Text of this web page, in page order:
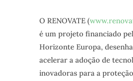
O RENOVATE (
é um projeto financiado
Horizonte Europa,
acelerar a adoção de
inovadoras para a